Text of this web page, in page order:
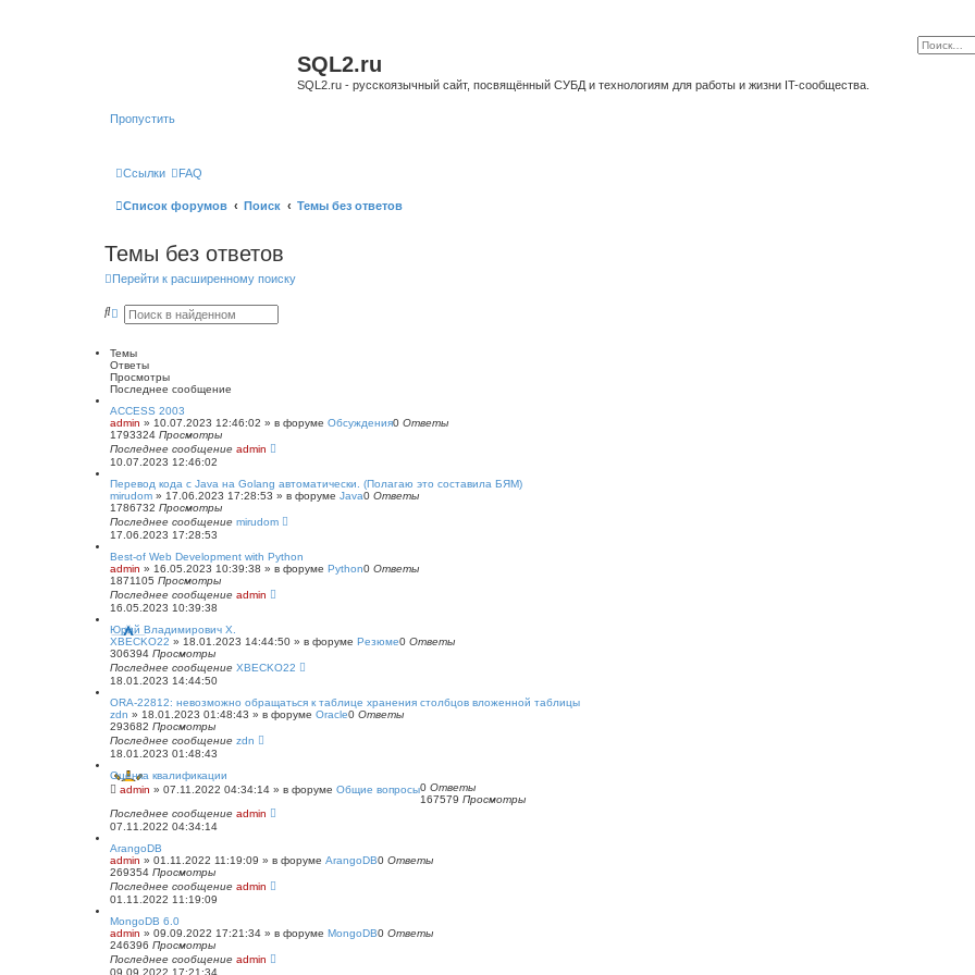
SQL2.ru
SQL2.ru - русскоязычный сайт, посвящённый СУБД и технологиям для работы и жизни IT-сообщества.
Пропустить
Ссылки FAQ
Список форумов Поиск Темы без ответов
Темы без ответов
Перейти к расширенному поиску
П
с
к
Р
ш
и
р
е
н
ы
й
п
о
и
с
к
Темы
Ответы
Просмотры
Последнее сообщение
ACCESS 2003
admin » 10.07.2023 12:46:02 » в форуме Обсуждения0 Ответы
1793324 Просмотры
Последнее сообщение admin
10.07.2023 12:46:02
Перевод кода с Java на Golang автоматически. (Полагаю это составила БЯМ)
mirudom » 17.06.2023 17:28:53 » в форуме Java0 Ответы
1786732 Просмотры
Последнее сообщение mirudom
17.06.2023 17:28:53
Best-of Web Development with Python
admin » 16.05.2023 10:39:38 » в форуме Python0 Ответы
1871105 Просмотры
Последнее сообщение admin
16.05.2023 10:39:38
Юрий Владимирович Х.
XBECKO22 » 18.01.2023 14:44:50 » в форуме Резюме0 Ответы
306394 Просмотры
Последнее сообщение XBECKO22
18.01.2023 14:44:50
ORA-22812: невозможно обращаться к таблице хранения столбцов вложенной таблицы
zdn » 18.01.2023 01:48:43 » в форуме Oracle0 Ответы
293682 Просмотры
Последнее сообщение zdn
18.01.2023 01:48:43
Оценка квалификации
admin » 07.11.2022 04:34:14 » в форуме Общие вопросы0 Ответы
167579 Просмотры
Последнее сообщение admin
07.11.2022 04:34:14
ArangoDB
admin » 01.11.2022 11:19:09 » в форуме ArangoDB0 Ответы
269354 Просмотры
Последнее сообщение admin
01.11.2022 11:19:09
MongoDB 6.0
admin » 09.09.2022 17:21:34 » в форуме MongoDB0 Ответы
246396 Просмотры
Последнее сообщение admin
09.09.2022 17:21:34